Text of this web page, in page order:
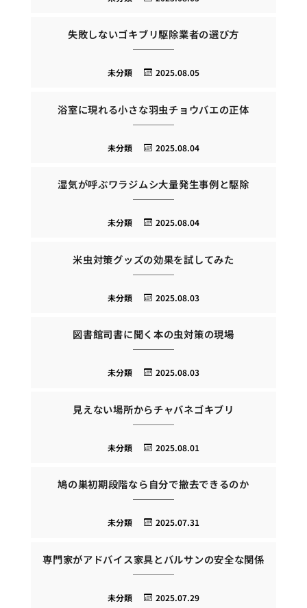
失敗しないゴキブリ駆除業者の選び方
2025.08.05
未分類
浴室に現れる小さな羽虫チョウバエの正体
2025.08.04
未分類
湿気が呼ぶワラジムシ大量発生事例と駆除
2025.08.04
未分類
米虫対策グッズの効果を試してみた
2025.08.03
未分類
図書館司書に聞く本の虫対策の現場
2025.08.03
未分類
見えない場所からチャバネゴキブリ
2025.08.01
未分類
鳩の巣初期段階なら自分で撤去できるのか
2025.07.31
未分類
専門家がアドバイス家具とバルサンの安全な関係
2025.07.29
未分類